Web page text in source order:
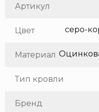
Артикул
Цвет серо-
Материал
Тип кровли
Бренд